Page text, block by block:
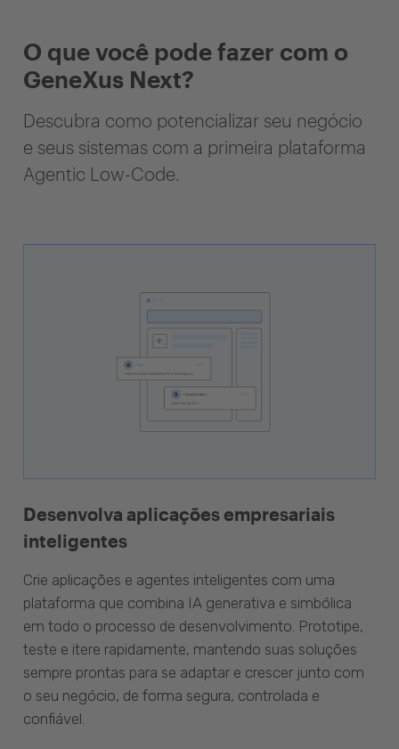
O que você pode fazer com o
GeneXus Next?
Descubra como potencializar seu negócio
e seus sistemas com a primeira plataforma
Agentic Low-Code.
Desenvolva aplicações empresariais
inteligentes
Crie aplicações e agentes inteligentes com uma
plataforma que combina IA generativa e simbólica
em todo o processo de desenvolvimento. Prototipe,
teste e itere rapidamente, mantendo suas soluções
sempre prontas para se adaptar e crescer junto com
o seu negócio, de forma segura, controlada e
confiável.